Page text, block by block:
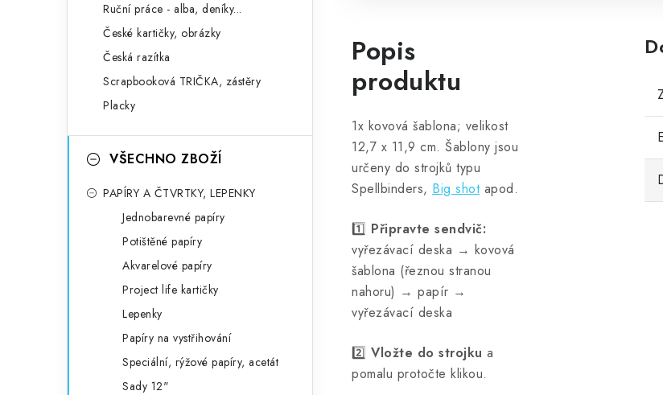
Ruční práce - alba, deníky...
České kartičky, obrázky
Česká razítka
Scrapbooková TRIČKA, zástěry
Placky
VŠECHNO ZBOŽÍ
PAPÍRY A ČTVRTKY, LEPENKY
Jednobarevné papíry
Potištěné papíry
Akvarelové papíry
Project life kartičky
Lepenky
Papíry na vystřihování
Speciální, rýžové papíry, acetát
Sady 12"
Popis
produktu
1x kovová šablona; velikost
12,7 x 11,9 cm. Šablony jsou
určeny do strojků typu
Spellbinders, Big shotapod.
1️⃣ Připravte sendvič:
vyřezávací deska → kovová
šablona (řeznou stranou
nahoru) → papír →
vyřezávací deska
2️⃣ Vložte do strojku a
pomalu protočte klikou.